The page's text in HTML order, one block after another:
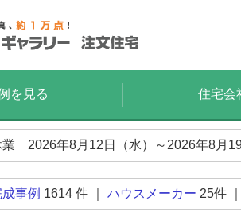
を見る 住宅会
業 2026年8月12日（水）～2026年8月
成事例 1614 件 ｜ ハウスメーカー 25件